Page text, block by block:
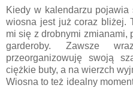
Kiedy w kalendarzu
wiosna jest już coraz bliżej.
mi się z drobnymi zmianami,
garderoby. Zawsze
przeorganizowuję swoją
ciężkie buty, a na wierzch
Wiosna to też idealny